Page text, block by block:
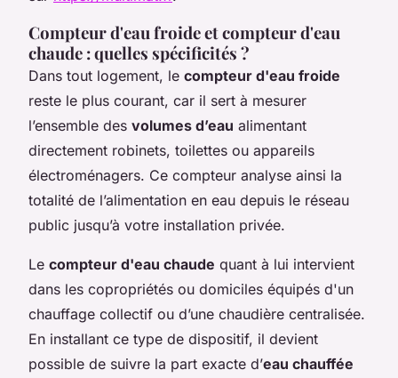
Compteur d'eau froide et compteur d'eau
chaude : quelles spécificités ?
Dans tout logement, le compteur d'eau froide
reste le plus courant, car il sert à mesurer
l’ensemble des volumes d’eau alimentant
directement robinets, toilettes ou appareils
électroménagers. Ce compteur analyse ainsi la
totalité de l’alimentation en eau depuis le réseau
public jusqu’à votre installation privée.
Le compteur d'eau chaude quant à lui intervient
dans les copropriétés ou domiciles équipés d'un
chauffage collectif ou d’une chaudière centralisée.
En installant ce type de dispositif, il devient
possible de suivre la part exacte d’eau chauffée